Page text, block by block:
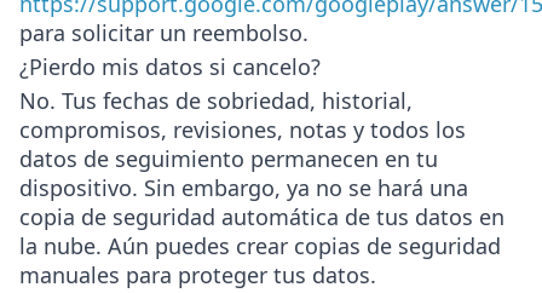
para solicitar un reembolso.
¿Pierdo mis datos si cancelo?
No. Tus fechas de sobriedad, historial,
compromisos, revisiones, notas y todos los
datos de seguimiento permanecen en tu
dispositivo. Sin embargo, ya no se hará una
copia de seguridad automática de tus datos en
la nube. Aún puedes crear copias de seguridad
manuales para proteger tus datos.